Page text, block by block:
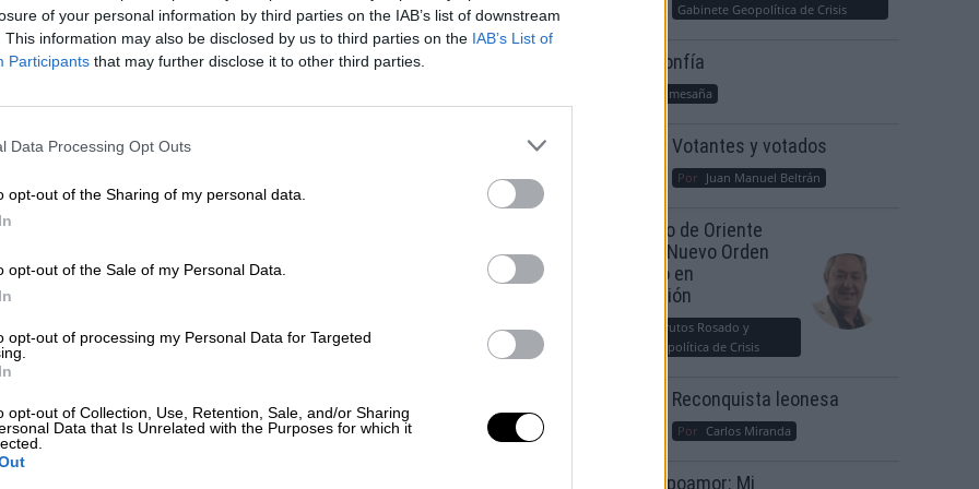
of your personal information by third parties on the IAB’s list of downstream
This information may also be disclosed by us to third parties on the IAB’s List of
Participants that may further disclose it to other third parties.
Data Processing Opt Outs
opt-out of the Sharing of my personal data.
opt-out of the Sale of my Personal Data.
opt-out of processing my Personal Data for Targeted
opt-out of Collection, Use, Retention, Sale, and/or Sharing
Data that Is Unrelated with the Purposes for which it
Más artículos de este autor
martes, 28 de septiembre de 2021
primera opción por la crisis de
Los problemas con el suministro de microchips empiezan a
Más artículos de este autor
Gabinete Geopolítica de Crisis
Suelta y confía
María Comesaña
Votantes y votados
Por Juan Manuel Beltrán
El Conflicto de Oriente
Medio: Un Nuevo Orden
Autoritario en
Construcción
Álvaro Frutos Rosado y
Gabinete Geopolítica de Crisis
Reconquista leonesa
Por Carlos Miranda
Clara Campoamor: Mi